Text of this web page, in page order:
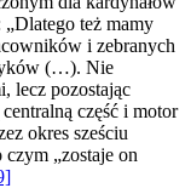
też mamy
i zebranych
(…). Nie
lecz pozostając
część i motor
okres sześciu
„zostaje on